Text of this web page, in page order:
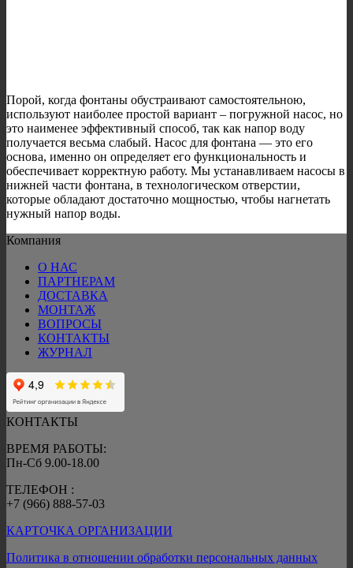
Порой, когда фонтаны обустраивают самостоятельною,
используют наиболее простой вариант – погружной насос, но
это наименее эффективный способ, так как напор воду
получается весьма слабый. Насос для фонтана — это его
основа, именно он определяет его функциональность и
обеспечивает корректную работу. Мы устанавливаем насосы в
нижней части фонтана, в технологическом отверстии,
которые обладают достаточно мощностью, чтобы нагнетать
нужный напор воды.
Компания
О НАС
ПАРТНЕРАМ
ДОСТАВКА
МОНТАЖ
ВОПРОСЫ
КОНТАКТЫ
ЖУРНАЛ
КОНТАКТЫ
ВРЕМЯ РАБОТЫ:
Пн-Сб 9.00-18.00
ТЕЛЕФОН :
+7 (966) 888-57-03
КАРТОЧКА ОРГАНИЗАЦИИ
Политика в отношении обработки персональных данных